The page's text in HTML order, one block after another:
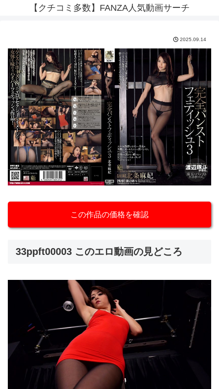
【クチコミ多数】FANZA人気動画サーチ
2025.09.14
この作品の価格を確認
33ppft00003 このエロ動画の見どころ